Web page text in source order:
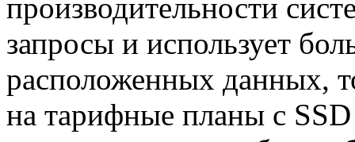
производительности
запросы и использует
расположенных данных,
на тарифные планы с